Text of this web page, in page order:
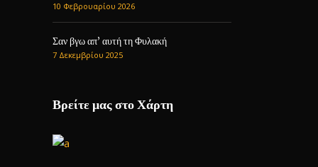
10 Φεβρουαρίου 2026
Σαν βγω απ’ αυτή τη Φυλακή
7 Δεκεμβρίου 2025
Βρείτε μας στο Χάρτη